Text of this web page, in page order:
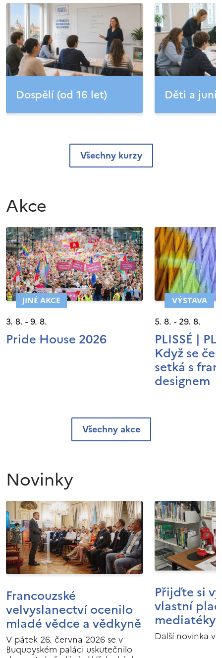
Dospělí (od 16 let) Děti a
Všechny kurzy
Akce
JINÉ AKCE
3. 8. - 9. 8.
Pride House 2026
VÝSTAVA
5. 8. - 29. 8.
PLISSÉ |
Když se
setká s
designem
Všechny akce
Novinky
Francouzské
velvyslanectví ocenilo
mladé vědce a vědkyně
V pátek 26. června 2026 se v
Buquoyském paláci uskutečnilo
Přijďte si
vlastní
mediatéky
Další novinka v